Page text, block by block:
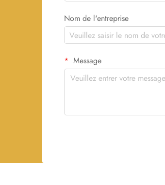
Nom de l'entreprise
Message